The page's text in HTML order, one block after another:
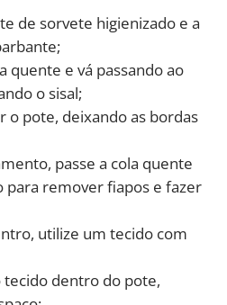
de sorvete higienizado e a
quente e vá passando ao
o sisal;
o pote, deixando as bordas
passe a cola quente
para remover fiapos e fazer
utilize um tecido com
tecido dentro do pote,